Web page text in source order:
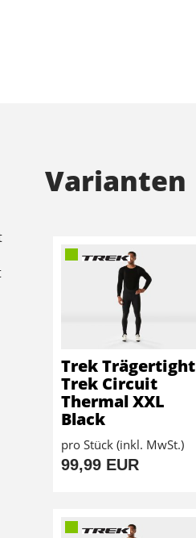
Varianten
Trek Trägertight
Trek Circuit
Thermal XXL
Black
pro Stück (inkl. MwSt.)
99,99 EUR